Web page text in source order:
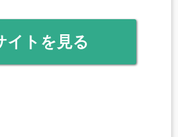
イトを見る